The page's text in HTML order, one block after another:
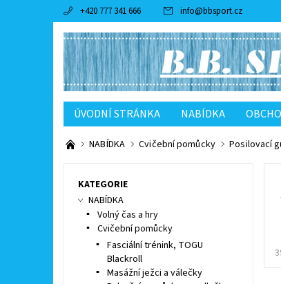
+420 777 341 666 info@bbsport.cz
ÚVODNÍ STRÁNKA NABÍDKA
NABÍDKA Cvičební pomůcky Posilovací
KATEGORIE
NABÍDKA
Volný čas a hry
Cvičební pomůcky
Fasciální trénink, TOGU
Blackroll
Masážní ježci a válečky